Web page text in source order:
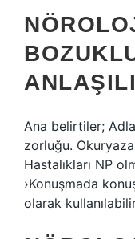
Ana belirtiler;
zorluğu.
Hastalıkları NP
›Konuşmada
olarak